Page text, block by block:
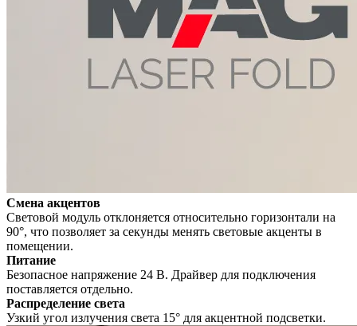
Смена акцентов
Световой модуль отклоняется относительно горизонтали на
90°, что позволяет за секунды менять световые акценты в
помещении.
Питание
Безопасное напряжение 24 В. Драйвер для подключения
поставляется отдельно.
Распределение света
Узкий угол излучения света 15° для акцентной подсветки.